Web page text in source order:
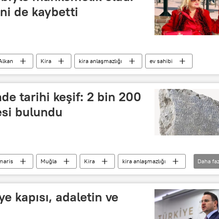
de kaybetti
Kira kira anlaşmazlığı ev sahibi
tarihi keşif: 2 bin 200
bulundu
Muğla Kira
kira anlaşmazlığı
Kira yardımı
Kira sözleşmesi
Daha
kapısı, adaletin ve